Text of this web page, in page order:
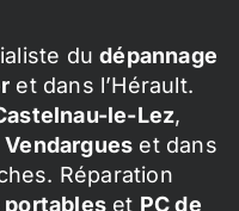
dudépannage
et dans l’Hérault.
le-Lez,
Vendargues et dans
Réparation
et PC de